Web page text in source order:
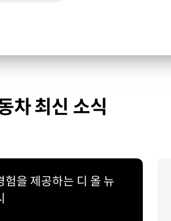
차 최신 소식
험을 제공하는 디 올 뉴